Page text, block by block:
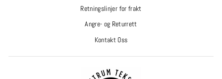
Retningslinjer for frakt
Angre- og Returrett
Kontakt Oss